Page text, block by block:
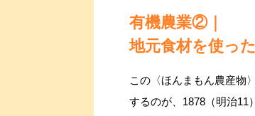
有機農業②｜
地元食材を使っ
この〈ほんまもん農産物
するのが、1878（明治11